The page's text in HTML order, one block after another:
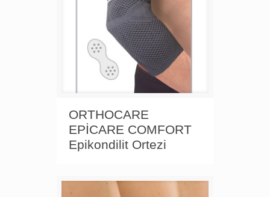
ORTHOCARE
EPİCARE COMFORT
Epikondilit Ortezi